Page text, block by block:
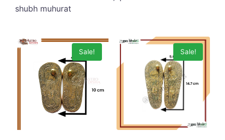
shubh muhurat
Sale! Sale!